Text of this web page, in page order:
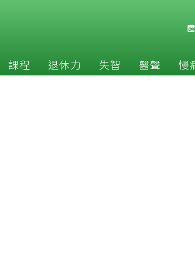
課程 退休力 失智 醫聲 慢